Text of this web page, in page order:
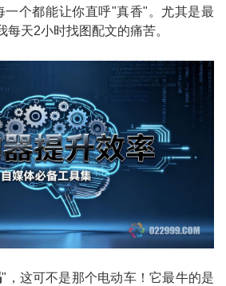
一个都能让你直呼"真香"。尤其是最
每天2小时找图配文的痛苦。
"，这可不是那个电动车！它最牛的是